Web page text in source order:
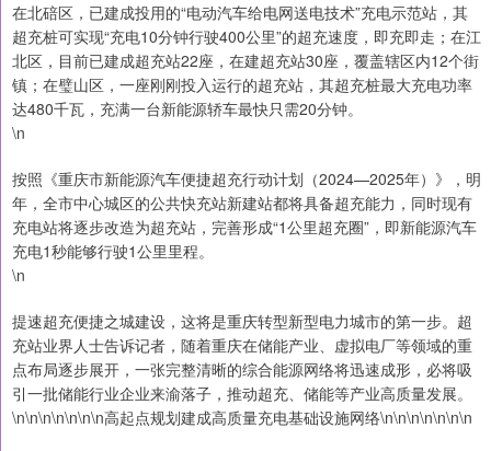
在北碚区，已建成投用的“电动汽车给电网送电技术”充电示范站，其
超充桩可实现“充电10分钟行驶400公里”的超充速度，即充即走；在江
北区，目前已建成超充站22座，在建超充站30座，覆盖辖区内12个街
镇；在璧山区，一座刚刚投入运行的超充站，其超充桩最大充电功率
达480千瓦，充满一台新能源轿车最快只需20分钟。
\n
按照《重庆市新能源汽车便捷超充行动计划（2024—2025年）》，明
年，全市中心城区的公共快充站新建站都将具备超充能力，同时现有
充电站将逐步改造为超充站，完善形成“1公里超充圈”，即新能源汽车
充电1秒能够行驶1公里里程。
\n
提速超充便捷之城建设，这将是重庆转型新型电力城市的第一步。超
充站业界人士告诉记者，随着重庆在储能产业、虚拟电厂等领域的重
点布局逐步展开，一张完整清晰的综合能源网络将迅速成形，必将吸
引一批储能行业企业来渝落子，推动超充、储能等产业高质量发展。
\n\n\n\n\n\n\n高起点规划建成高质量充电基础设施网络\n\n\n\n\n\n\n